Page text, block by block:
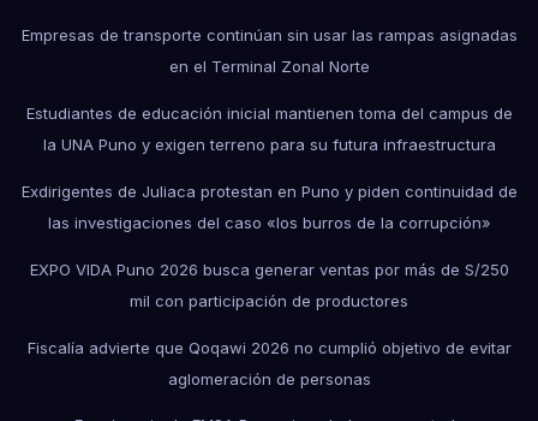
Empresas de transporte continúan sin usar las rampas asignadas
en el Terminal Zonal Norte
Estudiantes de educación inicial mantienen toma del campus de
la UNA Puno y exigen terreno para su futura infraestructura
Exdirigentes de Juliaca protestan en Puno y piden continuidad de
las investigaciones del caso «los burros de la corrupción»
EXPO VIDA Puno 2026 busca generar ventas por más de S/250
mil con participación de productores
Fiscalía advierte que Qoqawi 2026 no cumplió objetivo de evitar
aglomeración de personas